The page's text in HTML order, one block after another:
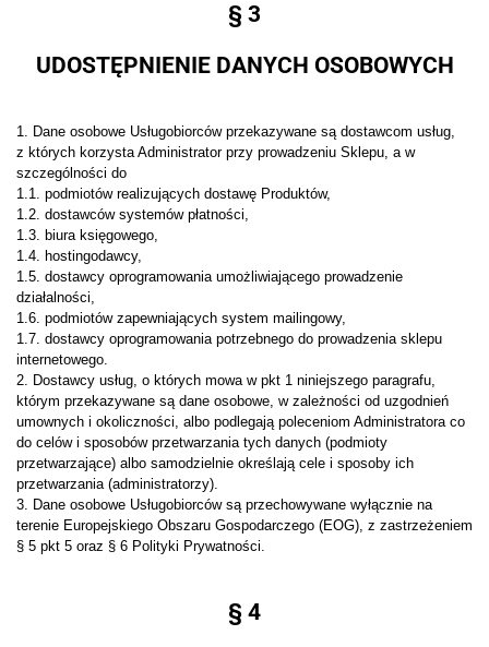
§ 3
UDOSTĘPNIENIE DANYCH OSOBOWYCH
1. Dane osobowe Usługobiorców przekazywane są dostawcom usług,
z których korzysta Administrator przy prowadzeniu Sklepu, a w
szczególności do
1.1. podmiotów realizujących dostawę Produktów,
1.2. dostawców systemów płatności,
1.3. biura księgowego,
1.4. hostingodawcy,
1.5. dostawcy oprogramowania umożliwiającego prowadzenie
działalności,
1.6. podmiotów zapewniających system mailingowy,
1.7. dostawcy oprogramowania potrzebnego do prowadzenia sklepu
internetowego.
2. Dostawcy usług, o których mowa w pkt 1 niniejszego paragrafu,
którym przekazywane są dane osobowe, w zależności od uzgodnień
umownych i okoliczności, albo podlegają poleceniom Administratora co
do celów i sposobów przetwarzania tych danych (podmioty
przetwarzające) albo samodzielnie określają cele i sposoby ich
przetwarzania (administratorzy).
3. Dane osobowe Usługobiorców są przechowywane wyłącznie na
terenie Europejskiego Obszaru Gospodarczego (EOG), z zastrzeżeniem
§ 5 pkt 5 oraz § 6 Polityki Prywatności.
§ 4